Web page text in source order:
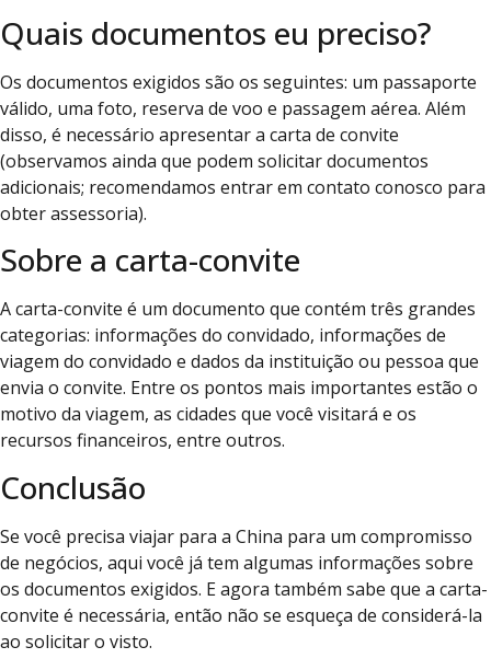
Quais documentos eu preciso?
Os documentos exigidos são os seguintes: um passaporte
válido, uma foto, reserva de voo e passagem aérea. Além
disso, é necessário apresentar a carta de convite
(observamos ainda que podem solicitar documentos
adicionais; recomendamos entrar em contato conosco para
obter assessoria).
Sobre a carta-convite
A carta-convite é um documento que contém três grandes
categorias: informações do convidado, informações de
viagem do convidado e dados da instituição ou pessoa que
envia o convite. Entre os pontos mais importantes estão o
motivo da viagem, as cidades que você visitará e os
recursos financeiros, entre outros.
Conclusão
Se você precisa viajar para a China para um compromisso
de negócios, aqui você já tem algumas informações sobre
os documentos exigidos. E agora também sabe que a carta-
convite é necessária, então não se esqueça de considerá-la
ao solicitar o visto.